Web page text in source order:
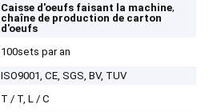
Caisse d'oeufs faisant la machine,
chaîne de production de carton
d'oeufs
100sets par an
ISO9001, CE, SGS, BV, TUV
T / T, L / C